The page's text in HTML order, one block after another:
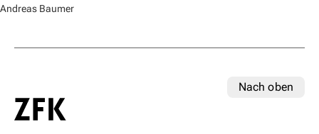
Andreas Baumer
Nach oben